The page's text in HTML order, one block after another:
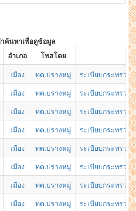
ค้นหาเพื่อดูข้อมูล
อำเภอ
โพสโดย
เมือง ทต.ปรางหมู่
ระเบียบกระทรวง
เมือง ทต.ปรางหมู่
ระเบียบกระทรวง
เมือง ทต.ปรางหมู่
ระเบียบกระทรวง
เมือง ทต.ปรางหมู่
ระเบียบกระทรวง
เมือง ทต.ปรางหมู่
ระเบียบกระทรวง
เมือง ทต.ปรางหมู่
ระเบียบกระทรว
เมือง ทต.ปรางหมู่
ระเบียบกระทรวง
เมือง ทต.ปรางหมู่ ระเบียบกระทรว